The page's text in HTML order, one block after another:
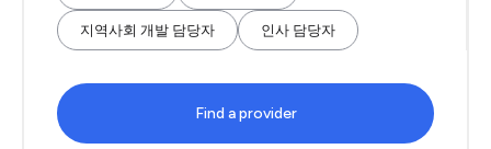
지역사회 개발 담당자 인사 담당자
Find a provider